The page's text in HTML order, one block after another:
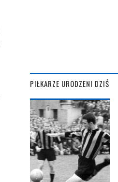
PIŁKARZE URODZENI DZIŚ